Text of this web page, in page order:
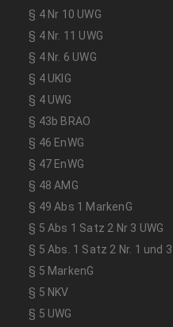
§ 4 Nr 10 UWG
§ 4 Nr. 11 UWG
§ 4 Nr. 6 UWG
§ 4 UKlG
§ 4 UWG
§ 43b BRAO
§ 46 EnWG
§ 47 EnWG
§ 48 AMG
§ 49 Abs 1 MarkenG
§ 5 Abs 1 Satz 2 Nr 3 UWG
§ 5 Abs. 1 Satz 2 Nr. 1 und 3
§ 5 MarkenG
§ 5 NKV
§ 5 UWG